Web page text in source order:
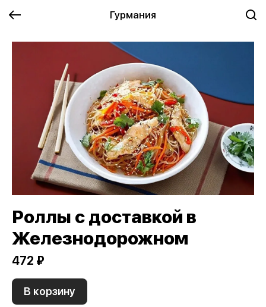
Гурмания
Роллы с доставкой в
Железнодорожном
472 ₽
В корзину